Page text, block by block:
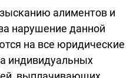
алиментов и
нарушение данной
на все юридические
индивидуальных